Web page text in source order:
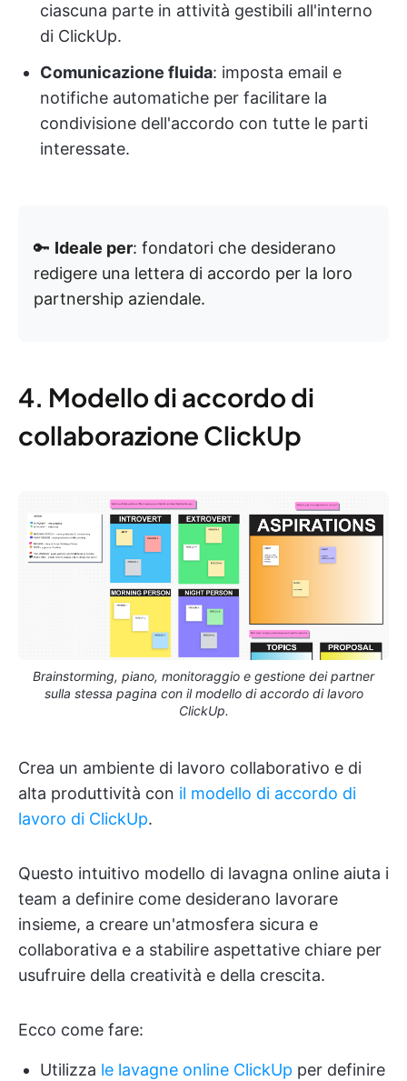
ciascuna parte in attività gestibili all'interno
di ClickUp.
Comunicazione fluida: imposta email e
notifiche automatiche per facilitare la
condivisione dell'accordo con tutte le parti
interessate.
🔑 Ideale per: fondatori che desiderano
redigere una lettera di accordo per la loro
partnership aziendale.
4. Modello di accordo di
collaborazione ClickUp
Brainstorming, piano, monitoraggio e gestione dei partner
sulla stessa pagina con il modello di accordo di lavoro
ClickUp.
Crea un ambiente di lavoro collaborativo e di
alta produttività con il modello di accordo di
lavoro di ClickUp.
Questo intuitivo modello di lavagna online aiuta i
team a definire come desiderano lavorare
insieme, a creare un'atmosfera sicura e
collaborativa e a stabilire aspettative chiare per
usufruire della creatività e della crescita.
Ecco come fare:
Utilizza le lavagne online ClickUp per definire